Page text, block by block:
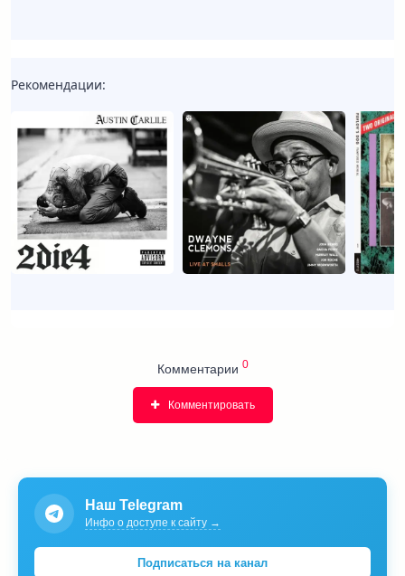
Рекомендации:
Комментарии 0
Комментировать
Наш Telegram
Инфо о доступе к сайту →
Подписаться на канал